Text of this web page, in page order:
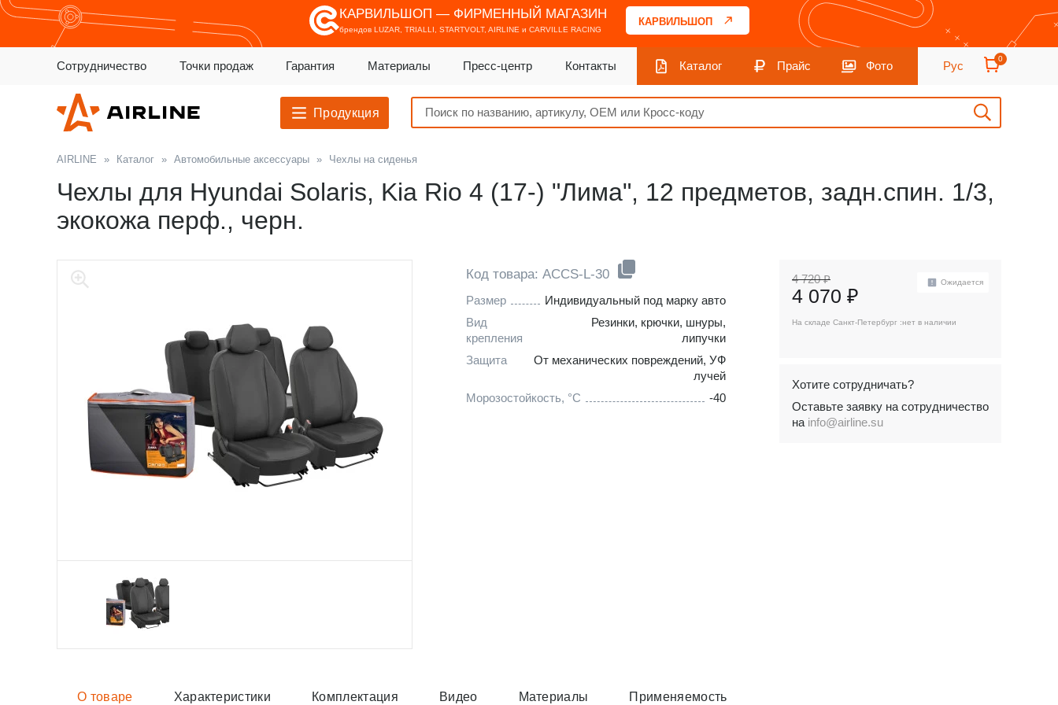
КАРВИЛЬШОП — ФИРМЕННЫЙ МАГАЗИН
брендов LUZAR, TRIALLI, STARTVOLT, AIRLINE и CARVILLE RACING
КАРВИЛЬШОП
Сотрудничество Точки продаж Гарантия Материалы Пресс-центр Контакты Каталог Прайс Фото Рус
0
Продукция
AIRLINE » Каталог » Автомобильные аксессуары » Чехлы на сиденья
Чехлы для Hyundai Solaris, Kia Rio 4 (17-) "Лима", 12 предметов, задн.спин. 1/3,
экокожа перф., черн.
Код товара: ACCS-L-30
Размер
Индивидуальный под марку авто
Вид
крепления
Резинки, крючки, шнуры,
липучки
Защита
От механических повреждений, УФ
лучей
Морозостойкость, °C
-40
4 720 ₽
4 070 ₽
Ожидается
На складе Санкт-Петербург :нет в наличии
Хотите сотрудничать?
Оставьте заявку на сотрудничество
на info@airline.su
О товаре Характеристики Комплектация Видео Материалы Применяемость